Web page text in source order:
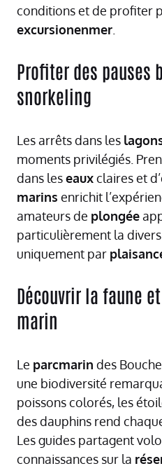
conditions et de profiter
excursionenmer
Profiter des pauses
snorkeling
Les arrêts dans les
moments privilégiés.
dans leseauxclaires et
marins enrichit
amateurs de plongée
particulièrement la
uniquement par
Découvrir la faune
marin
Le parcmarin des
une biodiversité
poissons colorés, les
des dauphins rend
Les guides partagent
connaissances sur la